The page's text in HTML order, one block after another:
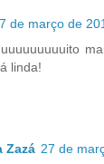
de março de
linda!
Zazá 27 de